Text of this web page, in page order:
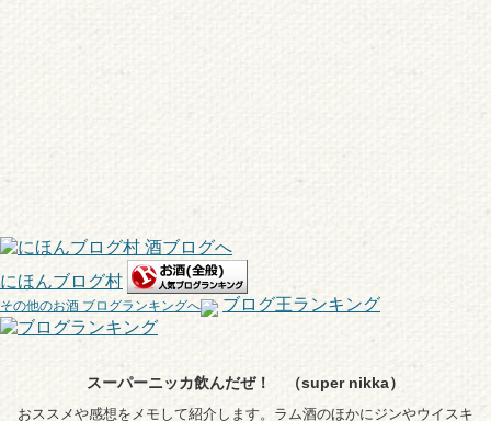
にほんブログ村
その他のお酒 ブログランキングへ ブログ王ランキング
スーパーニッカ飲んだぜ！ （super nikka）
おススメや感想をメモして紹介します。ラム酒のほかにジンやウイスキ